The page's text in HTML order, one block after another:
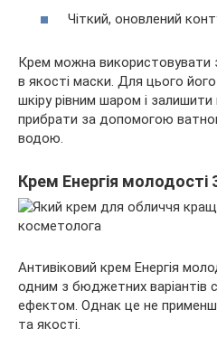
Чіткий, оновлений
Крем можна використовувати
в якості маски. Для цього
шкіру рівним шаром і
прибрати за допомогою
водою.
Крем Енергія молодості
Антивіковий крем Енергія
одним з бюджетних варіантів
ефектом. Однак це не
та якості.